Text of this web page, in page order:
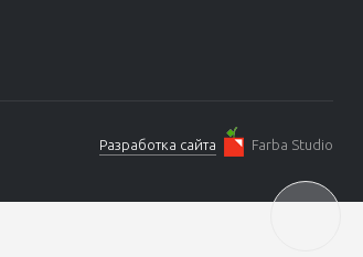
Разработка сайта Farba Studio